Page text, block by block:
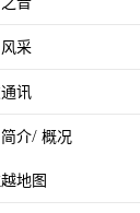
采
讯
介/ 概况
地图